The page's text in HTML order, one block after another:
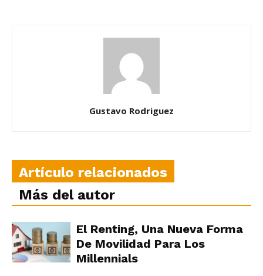
Gustavo Rodriguez
Artículo relacionados
Más del autor
El Renting, Una Nueva Forma
De Movilidad Para Los
Millennials